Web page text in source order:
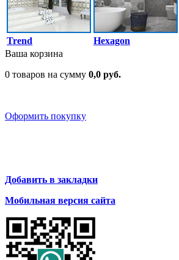
Trend Hexagon
Ваша корзина
0 товаров на сумму 0,0 руб.
Оформить покупку
Добавить в закладки
Мобильная версия сайта